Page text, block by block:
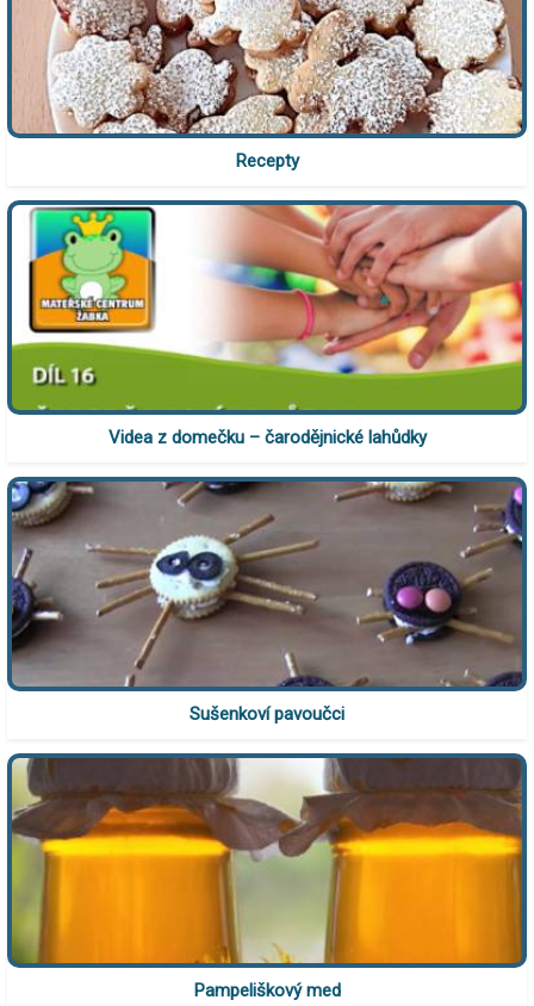
Recepty
Videa z domečku – čarodějnické lahůdky
Sušenkoví pavoučci
Pampeliškový med